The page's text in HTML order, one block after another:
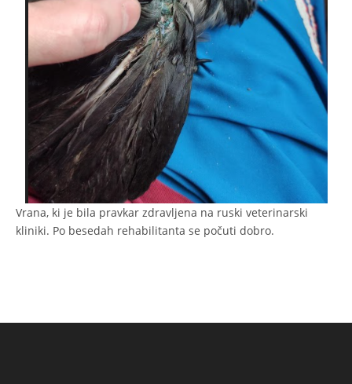
Vrana, ki je bila pravkar zdravljena na ruski veterinarski
kliniki. Po besedah ​​rehabilitanta se počuti dobro.